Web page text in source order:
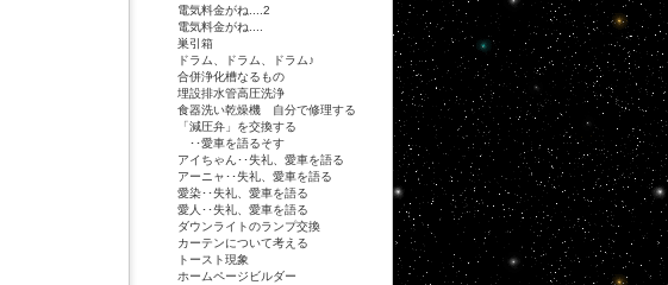
電気料金がね....2
電気料金がね....
巣引箱
ドラム、ドラム、ドラム♪
合併浄化槽なるもの
埋設排水管高圧洗浄
食器洗い乾燥機 自分で修理する
「減圧弁」を交換する
･･愛車を語るそす
アイちゃん･･失礼、愛車を語る
アーニャ･･失礼、愛車を語る
愛染･･失礼、愛車を語る
愛人･･失礼、愛車を語る
ダウンライトのランプ交換
カーテンについて考える
トースト現象
ホームページビルダー